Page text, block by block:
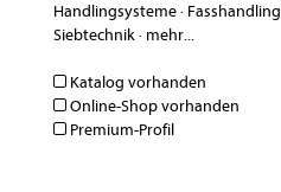
Handlingsysteme· Fasshandling
Siebtechnik· mehr...
Katalog vorhanden
Online-Shop vorhanden
Premium-Profil